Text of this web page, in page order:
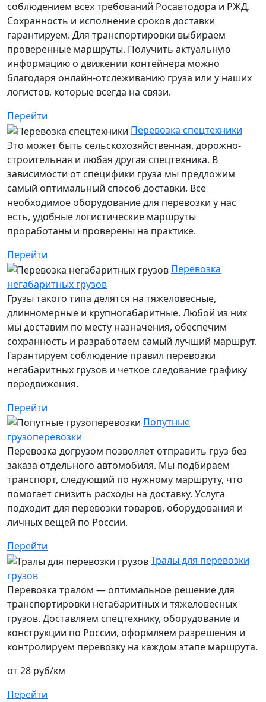
соблюдением всех требований Росавтодора и РЖД.
Сохранность и исполнение сроков доставки
гарантируем. Для транспортировки выбираем
проверенные маршруты. Получить актуальную
информацию о движении контейнера можно
благодаря онлайн-отслеживанию груза или у наших
логистов, которые всегда на связи.
Перейти
Перевозка спецтехники
Это может быть сельскохозяйственная, дорожно-
строительная и любая другая спецтехника. В
зависимости от специфики груза мы предложим
самый оптимальный способ доставки. Все
необходимое оборудование для перевозки у нас
есть, удобные логистические маршруты
проработаны и проверены на практике.
Перейти
Перевозка
негабаритных грузов
Грузы такого типа делятся на тяжеловесные,
длинномерные и крупногабаритные. Любой из них
мы доставим по месту назначения, обеспечим
сохранность и разработаем самый лучший маршрут.
Гарантируем соблюдение правил перевозки
негабаритных грузов и четкое следование графику
передвижения.
Перейти
Попутные
грузоперевозки
Перевозка догрузом позволяет отправить груз без
заказа отдельного автомобиля. Мы подбираем
транспорт, следующий по нужному маршруту, что
помогает снизить расходы на доставку. Услуга
подходит для перевозки товаров, оборудования и
личных вещей по России.
Перейти
Тралы для перевозки
грузов
Перевозка тралом — оптимальное решение для
транспортировки негабаритных и тяжеловесных
грузов. Доставляем спецтехнику, оборудование и
конструкции по России, оформляем разрешения и
контролируем перевозку на каждом этапе маршрута.
от 28 руб/км
Перейти